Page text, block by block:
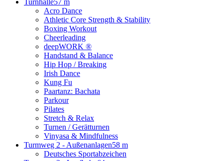
Turnhalle57 m
Acro Dance
Athletic Core Strength & Stability
Boxing Workout
Cheerleading
deepWORK ®
Handstand & Balance
Hip Hop / Breaking
Irish Dance
Kung Fu
Paartanz: Bachata
Parkour
Pilates
Stretch & Relax
Turnen / Gerätturnen
Vinyasa & Mindfulness
Turmweg 2 - Außenanlagen58 m
Deutsches Sportabzeichen